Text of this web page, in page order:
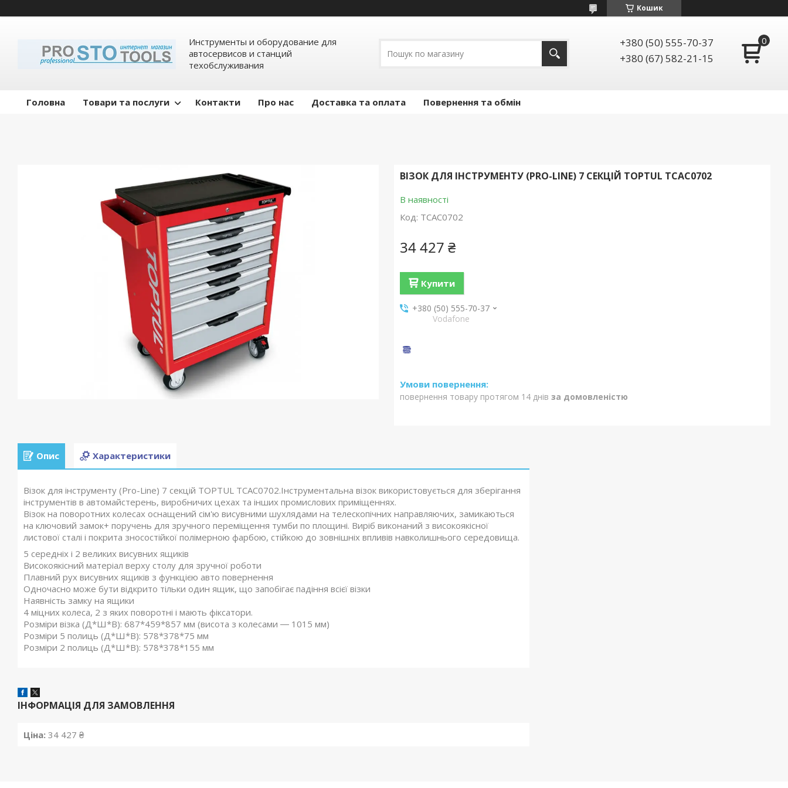
Кошик
Инструменты и оборудование для
автосервисов и станций
техобслуживания
+380 (50) 555-70-37
+380 (67) 582-21-15
Головна Товари та послуги Контакти Про нас Доставка та оплата Повернення та обмін
ВІЗОК ДЛЯ ІНСТРУМЕНТУ (PRO-LINE) 7 СЕКЦІЙ TOPTUL TCAC0702
В наявності
Код: TCAC0702
34 427 ₴
Купити
+380 (50) 555-70-37
Vodafone
повернення товару протягом 14 днів за домовленістю
Опис Характеристики
Візок для інструменту (Pro-Line) 7 секцій TOPTUL TCAC0702.Інструментальна візок використовується для зберігання
інструментів в автомайстерень, виробничих цехах та інших промислових приміщеннях.
Візок на поворотних колесах оснащений сім'ю висувними шухлядами на телескопічних направляючих, замикаються
на ключовий замок+ поручень для зручного переміщення тумби по площині. Виріб виконаний з високоякісної
листової сталі і покрита зносостійкої полімерною фарбою, стійкою до зовнішніх впливів навколишнього середовища.
5 середніх і 2 великих висувних ящиків
Високоякісний матеріал верху столу для зручної роботи
Плавний рух висувних ящиків з функцією авто повернення
Одночасно може бути відкрито тільки один ящик, що запобігає падіння всієї візки
Наявність замку на ящики
4 міцних колеса, 2 з яких поворотні і мають фіксатори.
Розміри візка (Д*Ш*В): 687*459*857 мм (висота з колесами ― 1015 мм)
Розміри 5 полиць (Д*Ш*В): 578*378*75 мм
Розміри 2 полиць (Д*Ш*В): 578*378*155 мм
ІНФОРМАЦІЯ ДЛЯ ЗАМОВЛЕННЯ
Ціна: 34 427 ₴